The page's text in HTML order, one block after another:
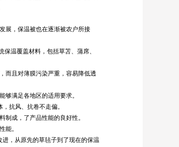
展，保温被也在逐渐被农户所接
温覆盖材料，包括草苫、蒲席、
且对薄膜污染严重，容易降低透
满足各地区的适用要求。
抗风、抗卷不走偏。
成，了产品性能的良好性。
能。
，从原先的草毡子到了现在的保温